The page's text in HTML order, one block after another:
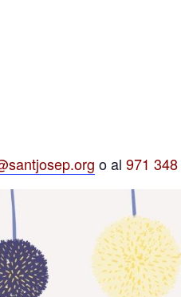
o al 971